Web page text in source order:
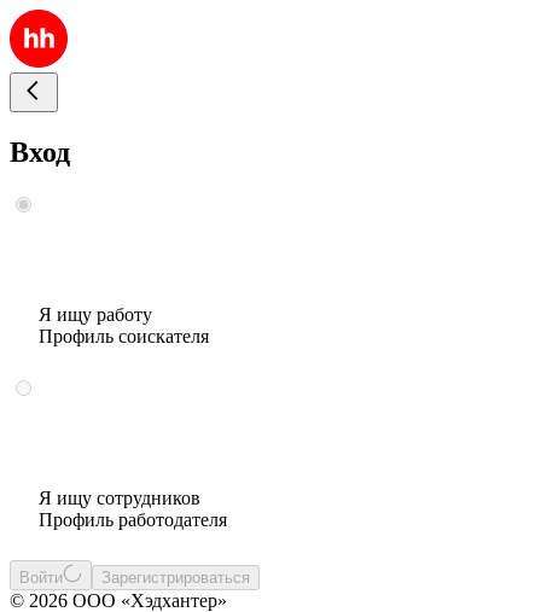
Вход
Я ищу работу
Профиль соискателя
Я ищу сотрудников
Профиль работодателя
Войти Зарегистрироваться
© 2026 ООО «Хэдхантер»